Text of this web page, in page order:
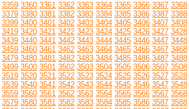
3359 3360 3361 3362 3363 3364 3365 3366 3367 3368
3379 3380 3381 3382 3383 3384 3385 3386 3387 3388
3399 3400 3401 3402 3403 3404 3405 3406 3407 3408
3419 3420 3421 3422 3423 3424 3425 3426 3427 3428
3439 3440 3441 3442 3443 3444 3445 3446 3447 3448
3459 3460 3461 3462 3463 3464 3465 3466 3467 3468
3479 3480 3481 3482 3483 3484 3485 3486 3487 3488
3499 3500 3501 3502 3503 3504 3505 3506 3507 3508
3519 3520 3521 3522 3523 3524 3525 3526 3527 3528
3539 3540 3541 3542 3543 3544 3545 3546 3547 3548
3559 3560 3561 3562 3563 3564 3565 3566 3567 3568
3579 3580 3581 3582 3583 3584 3585 3586 3587 3588